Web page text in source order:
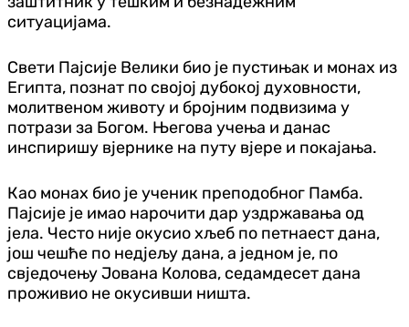
ситуацијама.
Свети Пајсије Велики био је пустињак и монах из
Египта, познат по својој дубокој духовности,
молитвеном животу и бројним подвизима у
потрази за Богом. Његова учења и данас
инспиришу вјернике на путу вјере и покајања.
Као монах био је ученик преподобног Памба.
Пајсије је имао нарочити дар уздржавања од
јела. Често није окусио хљеб по петнаест дана,
још чешће по недјељу дана, а једном је, по
свједочењу Јована Колова, седамдесет дана
проживио не окусивши ништа.